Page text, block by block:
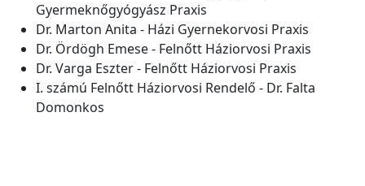
Gyermeknőgyógyász Praxis
Dr. Marton Anita - Házi Gyernekorvosi Praxis
Dr. Ördögh Emese - Felnőtt Háziorvosi Praxis
Dr. Varga Eszter - Felnőtt Háziorvosi Praxis
I. számú Felnőtt Háziorvosi Rendelő - Dr. Falta
Domonkos